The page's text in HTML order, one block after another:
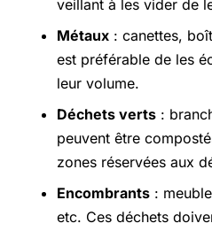
veillant à les vider de
Métaux : canettes,
est préférable de les
leur volume.
Déchets verts :
peuvent être
zones réservées aux
Encombrants :
etc. Ces déchets